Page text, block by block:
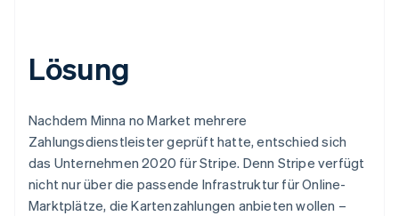
Lösung
Nachdem Minna no Market mehrere
Zahlungsdienstleister geprüft hatte, entschied sich
das Unternehmen 2020 für Stripe. Denn Stripe verfügt
nicht nur über die passende Infrastruktur für Online-
Marktplätze, die Kartenzahlungen anbieten wollen –